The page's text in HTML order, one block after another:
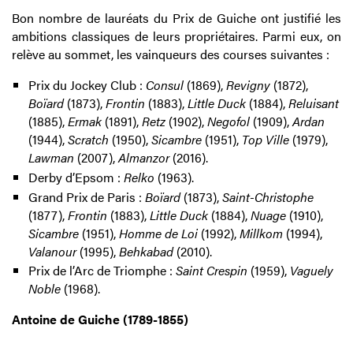
Bon nombre de lauréats du Prix de Guiche ont justifié les
ambitions classiques de leurs propriétaires. Parmi eux, on
relève au sommet, les vainqueurs des courses suivantes :
Prix du Jockey Club : Consul (1869),Revigny(1872),
Boïard(1873),Frontin (1883),Little Duck(1884),Reluisant
(1885),Ermak(1891),Retz(1902),Negofol(1909),Ardan
(1944),Scratch (1950),Sicambre(1951), Top Ville(1979),
Lawman (2007),Almanzor(2016).
Derby d’Epsom : Relko (1963).
Grand Prix de Paris : Boïard(1873),Saint-Christophe
(1877),Frontin (1883),Little Duck(1884),Nuage(1910),
Sicambre(1951),Homme de Loi(1992),Millkom (1994),
Valanour(1995),Behkabad(2010).
Prix de l’Arc de Triomphe : Saint Crespin (1959), Vaguely
Noble(1968).
Antoinede Guiche (1789-1855)